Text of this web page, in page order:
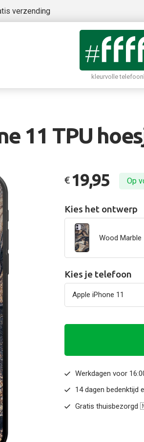
verzending
kleurvolle
11 TPU
€ 19,95 Op
Kies het ontwerp
Wood Marble
Kies je telefoon
Werkdagen voor
14 dagen bedenktijd
Gratis